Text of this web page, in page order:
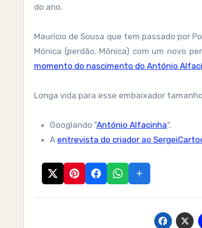
do ano.
Maurício de Sousa que tem passado por
Mónica (perdão, Mônica) com um novo
momento do nascimento do António
Longa vida para esse embaixador
Googlando "António Alfacinha".
A entrevista do criador ao